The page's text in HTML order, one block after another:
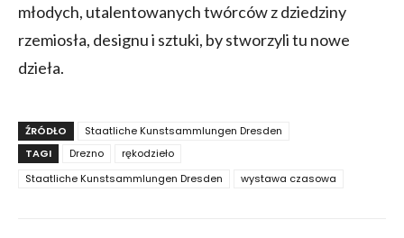
młodych, utalentowanych twórców z dziedziny
rzemiosła, designu i sztuki, by stworzyli tu nowe
dzieła.
ŹRÓDŁO
Staatliche Kunstsammlungen Dresden
TAGI
Drezno
rękodzieło
Staatliche Kunstsammlungen Dresden
wystawa czasowa